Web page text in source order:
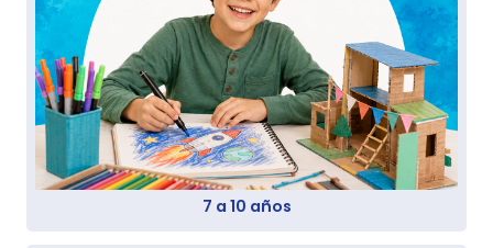
7 a 10 años